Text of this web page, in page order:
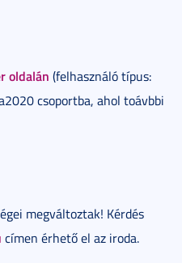
oldalán (felhasználó típus:
csoportba, ahol toávbbi
megváltoztak! Kérdés
címen érhető el az iroda.